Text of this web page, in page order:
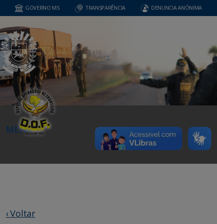
GOVERNO MS TRANSPARÊNCIA DENUNCIA ANÔNIMA
MENU
‹ Voltar